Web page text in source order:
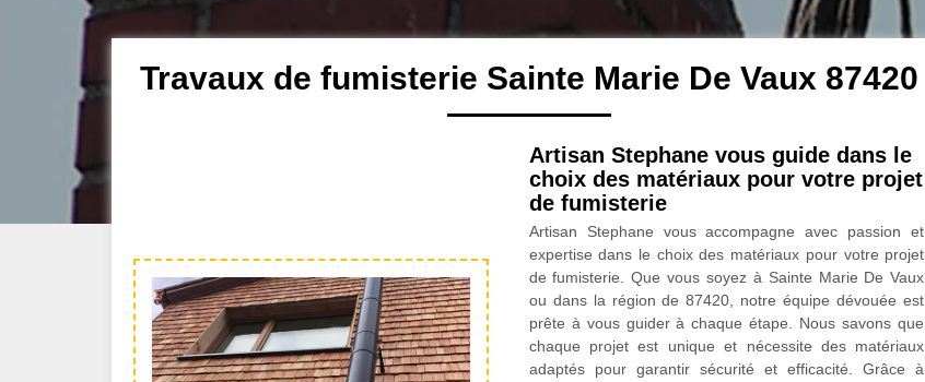
Travaux de fumisterie Sainte Marie De Vaux 87420
Artisan Stephane vous guide dans le
choix des matériaux pour votre projet
de fumisterie
Artisan Stephane vous accompagne avec passion et
expertise dans le choix des matériaux pour votre projet
de fumisterie. Que vous soyez à Sainte Marie De Vaux
ou dans la région de 87420, notre équipe dévouée est
prête à vous guider à chaque étape. Nous savons que
chaque projet est unique et nécessite des matériaux
adaptés pour garantir sécurité et efficacité. Grâce à